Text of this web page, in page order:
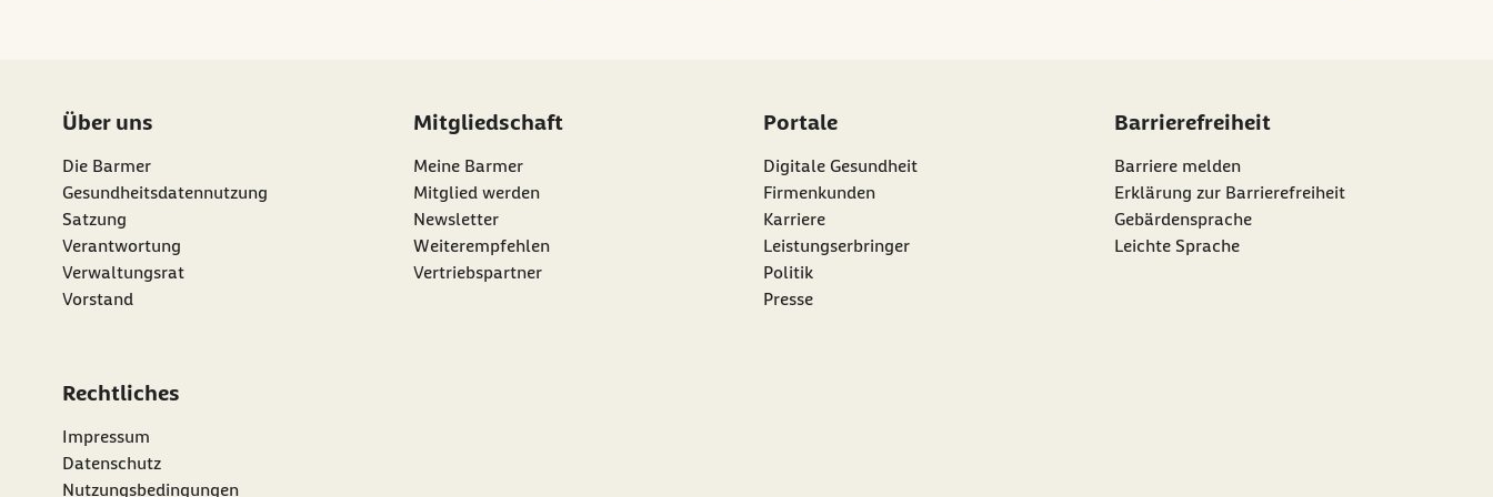
Über uns
Die Barmer
Gesundheitsdatennutzung
Satzung
Verantwortung
Verwaltungsrat
Vorstand
Mitgliedschaft
Meine Barmer
Mitglied werden
Newsletter
externer Link:
Weiterempfehlen
Vertriebspartner
Portale
Digitale Gesundheit
Firmenkunden
Karriere
Leistungserbringer
Politik
Presse
Barrierefreiheit
Barriere melden
Erklärung zur Barrierefreiheit
Gebärdensprache
Leichte Sprache
Rechtliches
Impressum
Datenschutz
Nutzungsbedingungen